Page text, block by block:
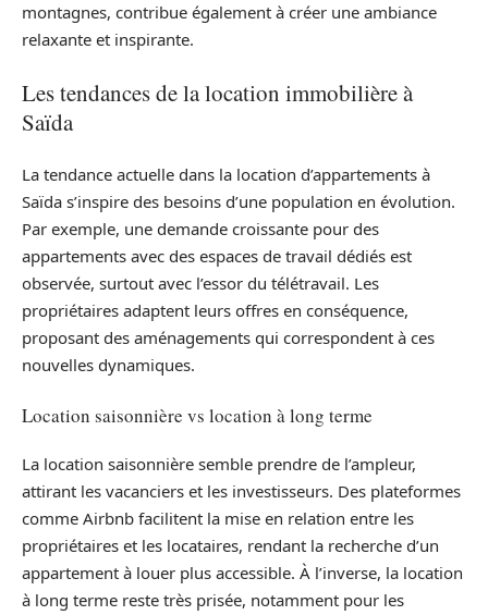
montagnes, contribue également à créer une ambiance
relaxante et inspirante.
Les tendances de la location immobilière à
Saïda
La tendance actuelle dans la location d’appartements à
Saïda s’inspire des besoins d’une population en évolution.
Par exemple, une demande croissante pour des
appartements avec des espaces de travail dédiés est
observée, surtout avec l’essor du télétravail. Les
propriétaires adaptent leurs offres en conséquence,
proposant des aménagements qui correspondent à ces
nouvelles dynamiques.
Location saisonnière vs location à long terme
La location saisonnière semble prendre de l’ampleur,
attirant les vacanciers et les investisseurs. Des plateformes
comme Airbnb facilitent la mise en relation entre les
propriétaires et les locataires, rendant la recherche d’un
appartement à louer plus accessible. À l’inverse, la location
à long terme reste très prisée, notamment pour les